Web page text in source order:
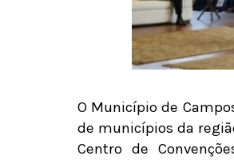
O Município de
de municípios da
Centro de